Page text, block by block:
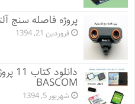
پروژه فاصله سنج
فروردین 21, 1394
BASCOM
شهریور 5, 1394